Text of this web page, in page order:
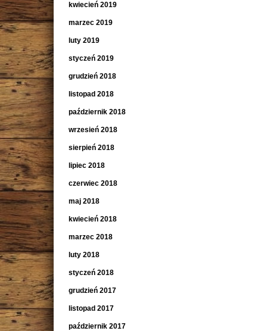
kwiecień 2019
marzec 2019
luty 2019
styczeń 2019
grudzień 2018
listopad 2018
październik 2018
wrzesień 2018
sierpień 2018
lipiec 2018
czerwiec 2018
maj 2018
kwiecień 2018
marzec 2018
luty 2018
styczeń 2018
grudzień 2017
listopad 2017
październik 2017